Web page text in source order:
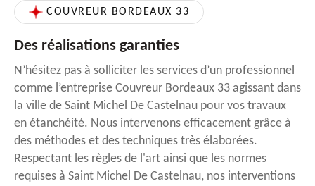
COUVREUR BORDEAUX 33
Des réalisations garanties
N’hésitez pas à solliciter les services d’un professionnel
comme l’entreprise Couvreur Bordeaux 33 agissant dans
la ville de Saint Michel De Castelnau pour vos travaux
en étanchéité. Nous intervenons efficacement grâce à
des méthodes et des techniques très élaborées.
Respectant les règles de l'art ainsi que les normes
requises à Saint Michel De Castelnau, nos interventions